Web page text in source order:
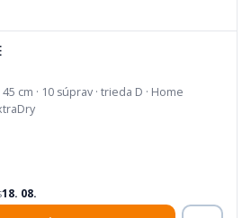
· 10 súprav · trieda D · Home
· AquaStop · ExtraDry
18. 08.